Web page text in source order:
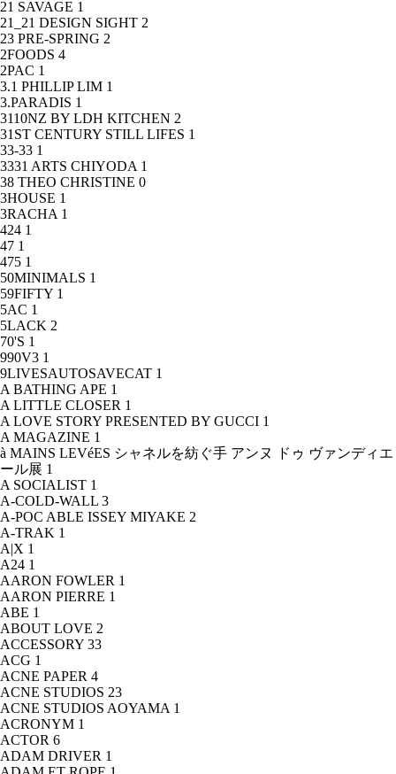
21 SAVAGE 1
21_21 DESIGN SIGHT 2
23 PRE-SPRING 2
2FOODS 4
2PAC 1
3.1 PHILLIP LIM 1
3.PARADIS 1
3110NZ BY LDH KITCHEN 2
31ST CENTURY STILL LIFES 1
33-33 1
3331 ARTS CHIYODA 1
38 THEO CHRISTINE 0
3HOUSE 1
3RACHA 1
424 1
47 1
475 1
50MINIMALS 1
59FIFTY 1
5AC 1
5LACK 2
70'S 1
990V3 1
9LIVESAUTOSAVECAT 1
A BATHING APE 1
A LITTLE CLOSER 1
A LOVE STORY PRESENTED BY GUCCI 1
A MAGAZINE 1
à MAINS LEVéES シャネルを紡ぐ手 アンヌ ドゥ ヴァンディエ
ール展 1
A SOCIALIST 1
A-COLD-WALL 3
A-POC ABLE ISSEY MIYAKE 2
A-TRAK 1
A|X 1
A24 1
AARON FOWLER 1
AARON PIERRE 1
ABE 1
ABOUT LOVE 2
ACCESSORY 33
ACG 1
ACNE PAPER 4
ACNE STUDIOS 23
ACNE STUDIOS AOYAMA 1
ACRONYM 1
ACTOR 6
ADAM DRIVER 1